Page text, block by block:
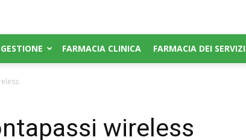
GESTIONE FARMACIA CLINICA FARMACIA DEI SERVIZI
wireless